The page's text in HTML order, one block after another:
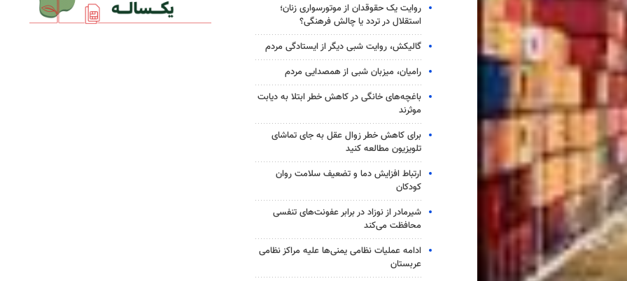
روایت یک حقوقدان از موتورسواری زنان؛
استقلال در تردد یا چالش فرهنگی؟
گالیکش، روایت شبی دیگر از ایستادگی مردم
رامیان، میزبان شبی از همصدایی مردم
باغچه‌های خانگی در کاهش خطر ابتلا به دیابت
موثرند
برای کاهش خطر زوال عقل به جای تماشای
تلویزیون مطالعه کنید
ارتباط افزایش دما و تضعیف سلامت روان
کودکان
شیرمادر از نوزاد در برابر عفونت‌های تنفسی
محافظت می‌کند
ادامه عملیات نظامی یمنی‌ها علیه مراکز نظامی
عربستان